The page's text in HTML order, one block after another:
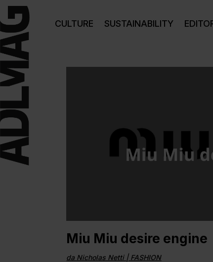
CULTURE SUSTAINABILITY
Miu Miu desire engine
da Nicholas Netti| FASHION